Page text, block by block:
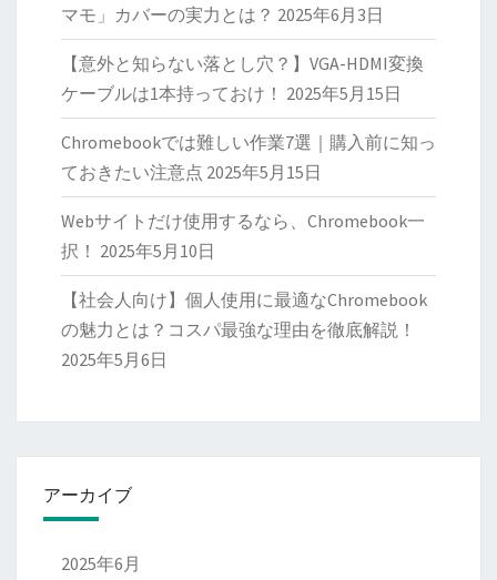
マモ」カバーの実力とは？ 2025年6月3日
【意外と知らない落とし穴？】VGA-HDMI変換
ケーブルは1本持っておけ！ 2025年5月15日
Chromebookでは難しい作業7選｜購入前に知っ
ておきたい注意点 2025年5月15日
Webサイトだけ使用するなら、Chromebook一
択！ 2025年5月10日
【社会人向け】個人使用に最適なChromebook
の魅力とは？コスパ最強な理由を徹底解説！
2025年5月6日
アーカイブ
2025年6月